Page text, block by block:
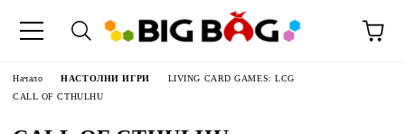
Начало НАСТОЛНИ ИГРИ
LIVING CARD GAMES: LCG
CALL OF CTHULHU